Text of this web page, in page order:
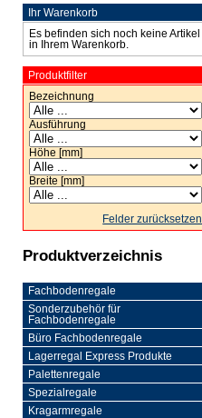
Ihr Warenkorb
Es befinden sich noch keine Artikel
in Ihrem Warenkorb.
Produktfilter
Bezeichnung
Ausführung
Höhe [mm]
Breite [mm]
Felder zurücksetzen
Produktverzeichnis
Fachbodenregale
Sonderzubehör für
Fachbodenregale
Büro Fachbodenregale
Lagerregal Express Produkte
Palettenregale
Spezialregale
Kragarmregale